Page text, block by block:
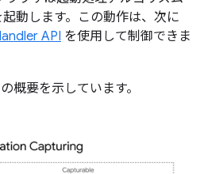
動します。この動作は、次に
API を使用して制御できま
概要を示しています。